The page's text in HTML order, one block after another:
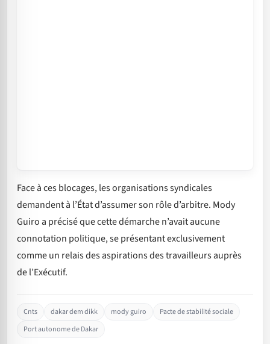
Face à ces blocages, les organisations syndicales
demandent à l’État d’assumer son rôle d’arbitre. Mody
Guiro a précisé que cette démarche n’avait aucune
connotation politique, se présentant exclusivement
comme un relais des aspirations des travailleurs auprès
de l’Exécutif.
Cnts dakar dem dikk mody guiro
Pacte de stabilité sociale
Port autonome de Dakar